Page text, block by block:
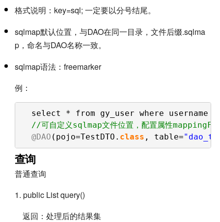
格式说明：key=sql; 一定要以分号结尾。
sqlmap默认位置，与DAO在同一目录，文件后缀.sqlma
p，命名与DAO名称一致。
sqlmap语法：freemarker
例：
select * from gy_user where username
//可自定义sqlmap文件位置，配置属性
@DAO (pojo=TestDTO. class , table=
查询
普通查询
1. public List query()
返回：处理后的结果集